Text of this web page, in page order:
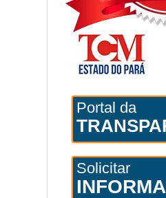
Portal da
Solicitar